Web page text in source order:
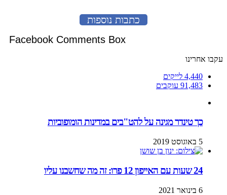
כתבות נוספות
Facebook Comments Box
עקבו אחרינו
4,440 לייקים
91,483 עוקבים
כך טינדר מגינה על להט"בים במדינות הומופוביות
5 באוגוסט 2019
24 שעות עם האייפון 12 פרו: זה מה שחשבנו עליו
6 בינואר 2021